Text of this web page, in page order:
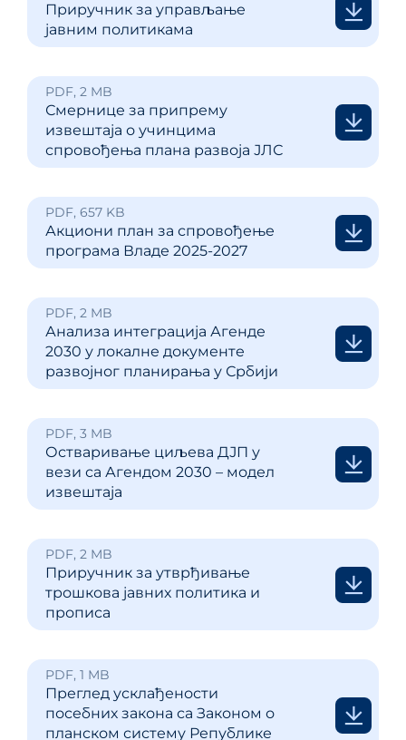
Приручник за управљање
јавним политикама
PDF, 2 MB
Смернице за припрему
извештаја о учинцима
спровођења плана развоја ЈЛС
PDF, 657 KB
Акциони план за спровођење
програма Владе 2025-2027
PDF, 2 MB
Анализа интеграција Агенде
2030 у локалне документе
развојног планирања у Србији
PDF, 3 MB
Остваривање циљева ДЈП у
вези са Агендом 2030 – модел
извештаја
PDF, 2 MB
Приручник за утврђивање
трошкова јавних политика и
прописа
PDF, 1 MB
Преглед усклађености
посебних закона са Законом о
планском систему Републике